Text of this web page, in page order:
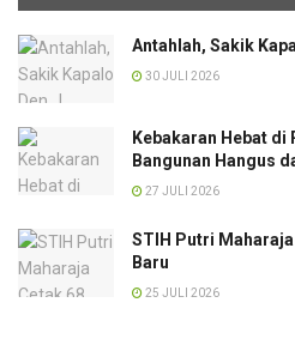
Antahlah, Sakik
30 JULI 2026
Kebakaran Hebat di
Bangunan Hangus
27 JULI 2026
STIH Putri
Baru
25 JULI 2026